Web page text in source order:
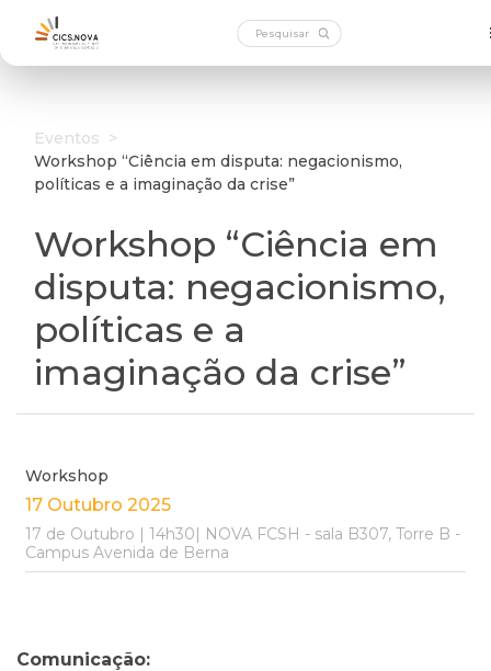
Eventos >
Workshop “Ciência em disputa: negacionismo,
políticas e a imaginação da crise”
Workshop “Ciência em
disputa: negacionismo,
políticas e a
imaginação da crise”
Comunicação:
Workshop
17 Outubro 2025
17 de Outubro | 14h30| NOVA FCSH - sala B307, Torre B -
Campus Avenida de Berna